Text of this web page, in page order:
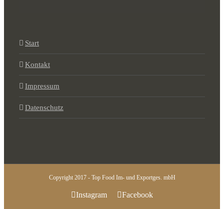
Start
Kontakt
Impressum
Datenschutz
Copyright 2017 - Top Food Im- und Exportges. mbH
Instagram Facebook